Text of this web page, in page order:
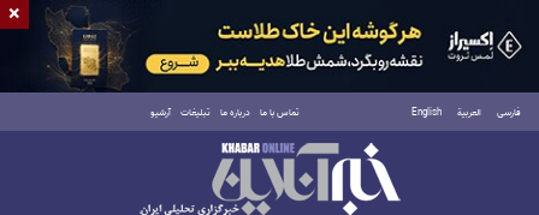
فارسی العربية English تماس با ما درباره ما تبلیغات آرشیو
دوشنبه ۱۹ مرداد ۱۴۰۵
×